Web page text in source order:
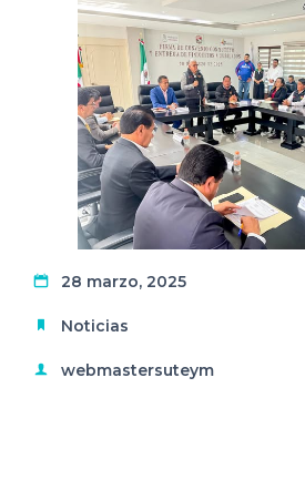
28 marzo, 2025
Noticias
webmastersuteym